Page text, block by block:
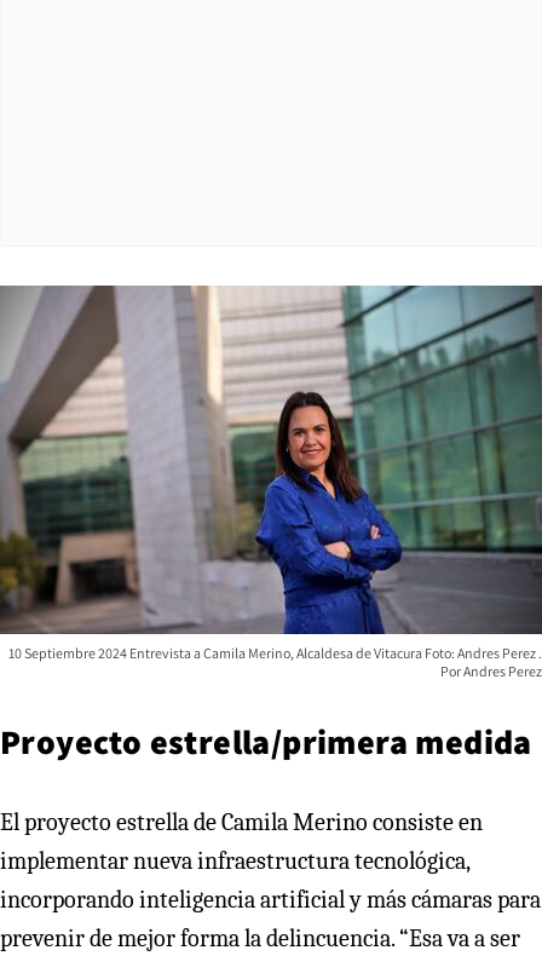
10 Septiembre 2024 Entrevista a Camila Merino, Alcaldesa de Vitacura Foto: Andres Perez
Andres Perez
Proyecto estrella/primera medida
El proyecto estrella de Camila Merino consiste en
implementar nueva infraestructura tecnológica,
incorporando inteligencia artificial y más cámaras para
prevenir de mejor forma la delincuencia. “Esa va a ser